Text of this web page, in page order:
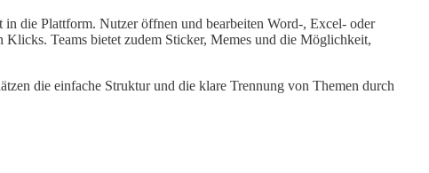
die Plattform. Nutzer öffnen und bearbeiten Word-, Excel- oder
Teams bietet zudem Sticker, Memes und die Möglichkeit,
die einfache Struktur und die klare Trennung von Themen durch